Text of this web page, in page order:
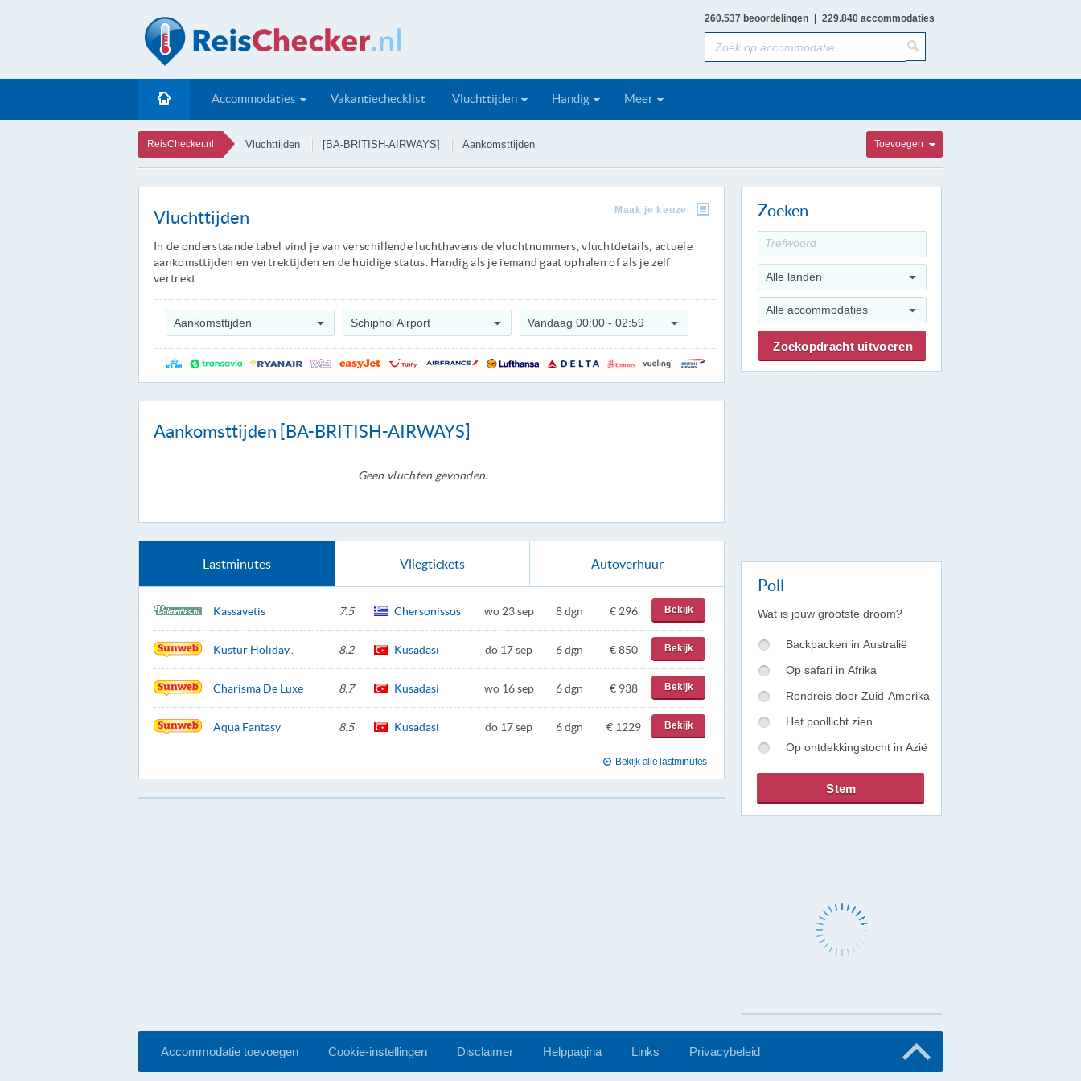
260.537 beoordelingen 229.840 accommodaties
Accommodaties Vakantiechecklist Vluchttijden Handig Meer
ReisChecker.nl Vluchttijden [BA-BRITISH-AIRWAYS] Aankomsttijden Toevoegen
Vluchttijden Maak je keuze
In de onderstaande tabel vind je van verschillende luchthavens de vluchtnummers, vluchtdetails, actuele
aankomsttijden en vertrektijden en de huidige status. Handig als je iemand gaat ophalen of als je zelf
vertrekt.
Aankomsttijden Schiphol Airport Vandaag 00:00 - 02:59
Aankomsttijden [BA-BRITISH-AIRWAYS]
Geen vluchten gevonden.
Lastminutes Vliegtickets Autoverhuur
Kassavetis 7.5 Chersonissos wo 23 sep 8 dgn € 296 Bekijk
Kustur Holiday.. 8.2 Kusadasi do 17 sep 6 dgn € 850 Bekijk
Charisma De Luxe 8.7 Kusadasi wo 16 sep 6 dgn € 938 Bekijk
Aqua Fantasy 8.5 Kusadasi do 17 sep 6 dgn € 1229 Bekijk
Bekijk alle lastminutes
Zoeken
Alle landen
Alle accommodaties
Poll
Wat is jouw grootste droom?
Backpacken in Australië
Op safari in Afrika
Rondreis door Zuid-Amerika
Het poollicht zien
Op ontdekkingstocht in Azië
Accommodatie toevoegen Cookie-instellingen Disclaimer Helppagina Links Privacybeleid